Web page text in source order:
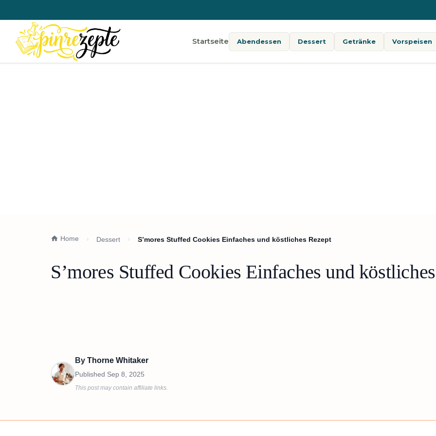
Startseite Abendessen Dessert Getränke Vorspeisen
Home Dessert S’mores Stuffed Cookies Einfaches und köstliches Rezept
S’mores Stuffed Cookies Einfaches und
By Thorne Whitaker
Published Sep 8, 2025
This post may contain affiliate links.